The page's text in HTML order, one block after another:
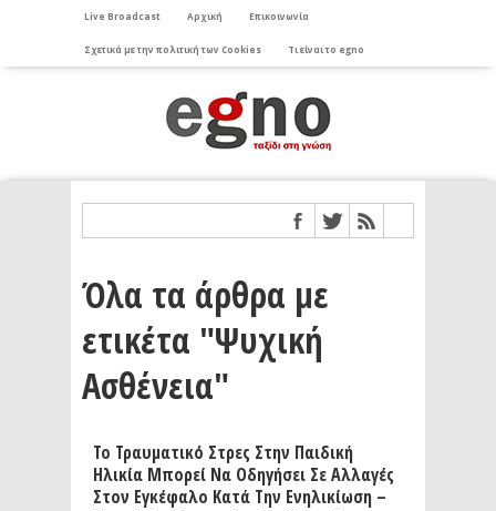
Live Broadcast Αρχική Επικοινωνία
Σχετικά με την πολιτική των Cookies Τι είναι το egno
Όλα τα άρθρα με
ετικέτα "Ψυχική
Ασθένεια"
Το Τραυματικό Στρες Στην Παιδική
Ηλικία Μπορεί Να Οδηγήσει Σε Αλλαγές
Στον Εγκέφαλο Κατά Την Ενηλικίωση –